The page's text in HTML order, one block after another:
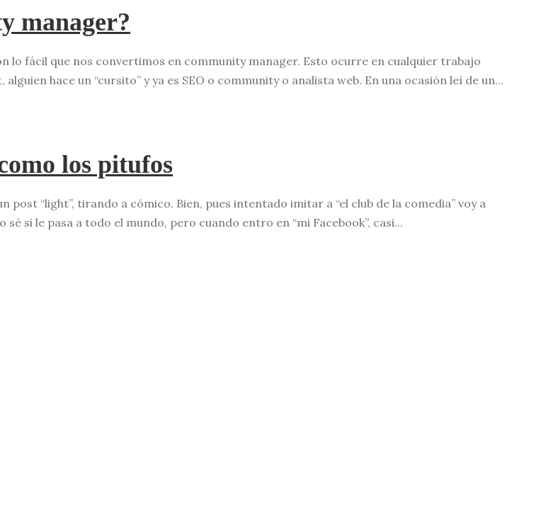
manager?
lo fácil que nos convertimos en community manager. Esto ocurre en cualquier trabajo
hace un “cursito” y ya es SEO o community o analista web. En una ocasión leí de un...
los pitufos
post “light”, tirando a cómico. Bien, pues intentado imitar a “el club de la comedia” voy a
si le pasa a todo el mundo, pero cuando entro en “mi Facebook”, casi...